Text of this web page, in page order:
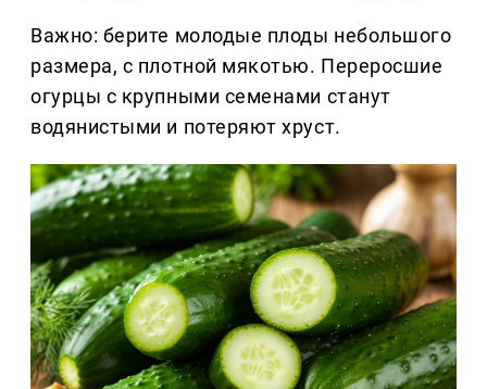
Важно: берите молодые плоды небольшого
размера, с плотной мякотью. Переросшие
огурцы с крупными семенами станут
водянистыми и потеряют хруст.